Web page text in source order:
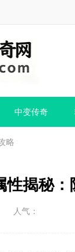
中变传奇
略
性揭秘
人气：